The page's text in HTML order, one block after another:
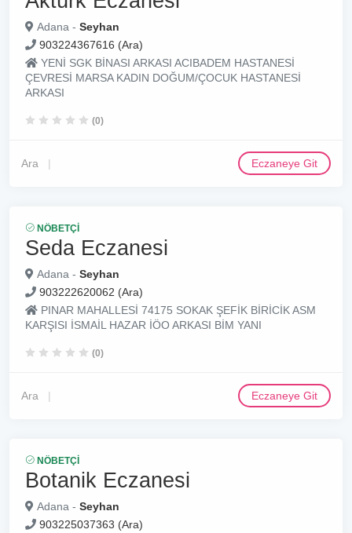
Adana - Seyhan
903224367616 (Ara)
YENİ SGK BİNASI ARKASI ACIBADEM HASTANESİ
ÇEVRESİ MARSA KADIN DOĞUM/ÇOCUK HASTANESİ
ARKASI
(0)
Ara Eczaneye Git
NÖBETÇI
Seda Eczanesi
Adana - Seyhan
903222620062 (Ara)
PINAR MAHALLESİ 74175 SOKAK ŞEFİK BİRİCİK ASM
KARŞISI İSMAİL HAZAR İÖO ARKASI BİM YANI
(0)
Ara Eczaneye Git
NÖBETÇI
Botanik Eczanesi
Adana - Seyhan
903225037363 (Ara)